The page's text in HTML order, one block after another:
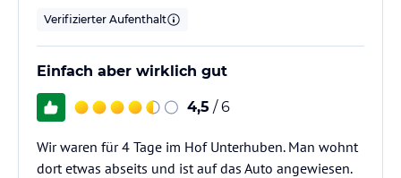
Verifizierter Aufenthalt
Einfach aber wirklich gut
4,5 / 6
Wir waren für 4 Tage im Hof Unterhuben. Man wohnt
dort etwas abseits und ist auf das Auto angewiesen.